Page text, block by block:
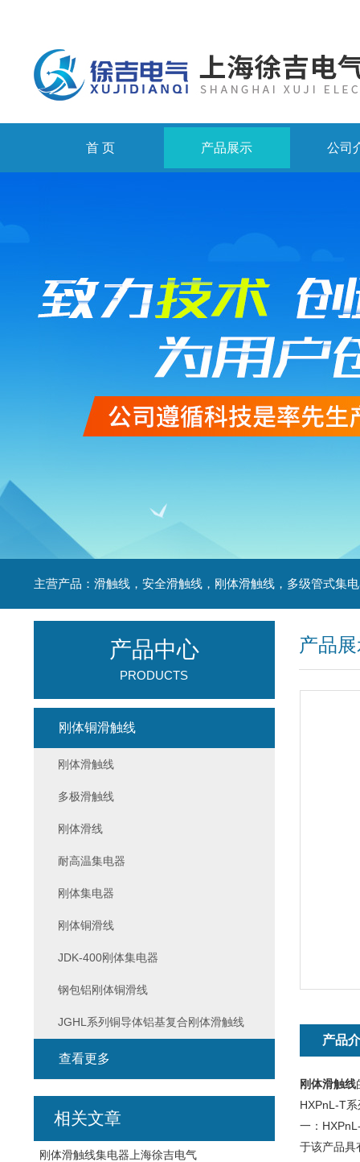
首 页 产品展示 公司
产品
产品
刚体滑触线
HXPnL-T系
一：
于该产品具
产品中心
PRODUCTS
刚体铜滑触线
刚体滑触线
多极滑触线
刚体滑线
耐高温集电器
刚体集电器
刚体铜滑线
JDK-400刚体集电器
钢包铝刚体铜滑线
JGHL系列铜导体铝基复合刚体滑触线
查看更多
相关文章
刚体滑触线集电器上海徐吉电气